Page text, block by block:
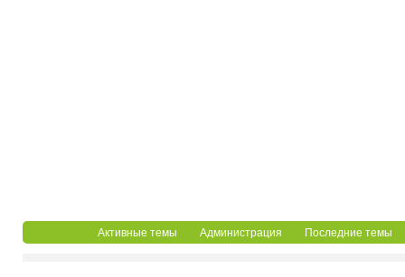
Активные темы Администрация Последние темы